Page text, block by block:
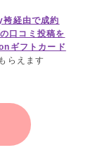
袴経由で成約
口コミ投稿を
ギフトカード
らえます